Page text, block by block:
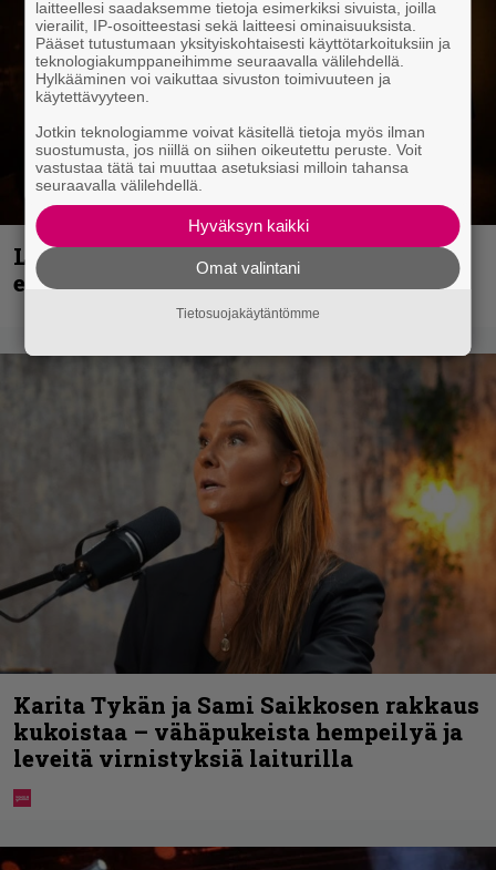
Loppuvuoden Hellsinki Metal Cruisen
esiintyjät julki
Karita Tykän ja Sami Saikkosen rakkaus
kukoistaa – vähäpukeista hempeilyä ja
leveitä virnistyksiä laiturilla
laitteellesi saadaksemme tietoja esimerkiksi sivuista, joilla
vierailit, IP-osoitteestasi sekä laitteesi ominaisuuksista.
Pääset tutustumaan yksityiskohtaisesti käyttötarkoituksiin ja
teknologiakumppaneihimme seuraavalla välilehdellä.
Hylkääminen voi vaikuttaa sivuston toimivuuteen ja
käytettävyyteen.
Jotkin teknologiamme voivat käsitellä tietoja myös ilman
suostumusta, jos niillä on siihen oikeutettu peruste. Voit
vastustaa tätä tai muuttaa asetuksiasi milloin tahansa
seuraavalla välilehdellä.
Hyväksyn kaikki
Omat valintani
Tietosuojakäytäntömme